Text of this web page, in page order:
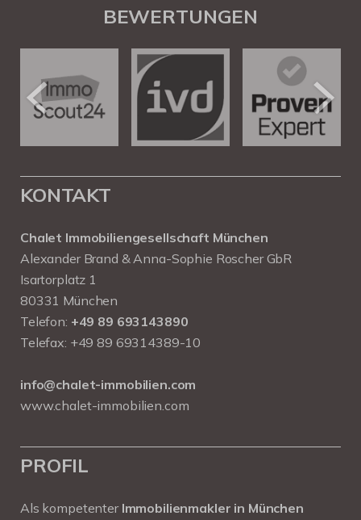
BEWERTUNGEN
KONTAKT
Chalet Immobiliengesellschaft München
Alexander Brand & Anna-Sophie Roscher GbR
Isartorplatz 1
80331 München
Telefon: +49 89 693143890
Telefax: +49 89 69314389-10
info@chalet-immobilien.com
www.chalet-immobilien.com
PROFIL
Als kompetenter Immobilienmakler in München